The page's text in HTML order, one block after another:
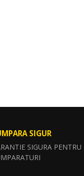
SIGUR
SIGURA PENTRU